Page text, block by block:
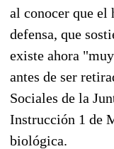
al conocer que el
defensa, que
existe ahora
antes de ser
Sociales de la
Instrucción 1 de
biológica.